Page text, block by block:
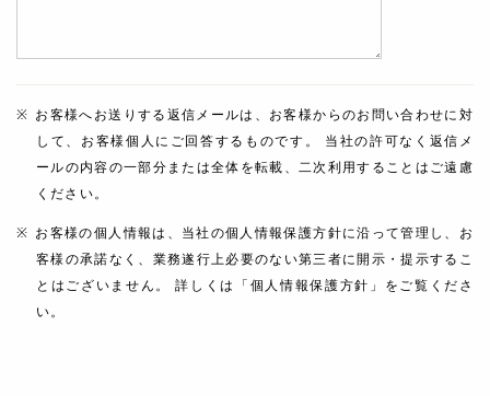
お客様へお送りする返信メールは、お客様からのお問い合わせに対
して、お客様個人にご回答するものです。 当社の許可なく返信メ
ールの内容の一部分または全体を転載、二次利用することはご遠慮
ください。
お客様の個人情報は、当社の個人情報保護方針に沿って管理し、お
客様の承諾なく、業務遂行上必要のない第三者に開示・提示するこ
とはございません。 詳しくは「個人情報保護方針」をご覧くださ
い。